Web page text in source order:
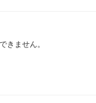
きません。